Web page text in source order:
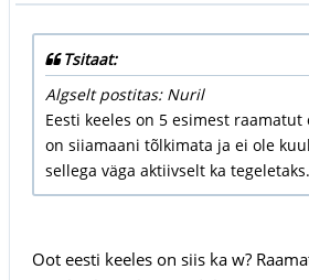
Tsitaat:
Algselt postitas: Nuril
Eesti keeles on 5 esimest
on siiamaani tõlkimata ja ei ole
sellega väga aktiivselt ka tegeletaks.
Oot eesti keeles on siis ka w?